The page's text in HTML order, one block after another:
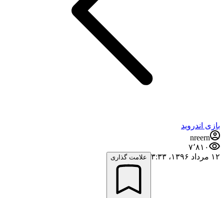
بازی اندروید
nreern
۷٬۸۱۰
۱۲ مرداد ۱۳۹۶،‏ ۳:۳۳
علامت گذاری